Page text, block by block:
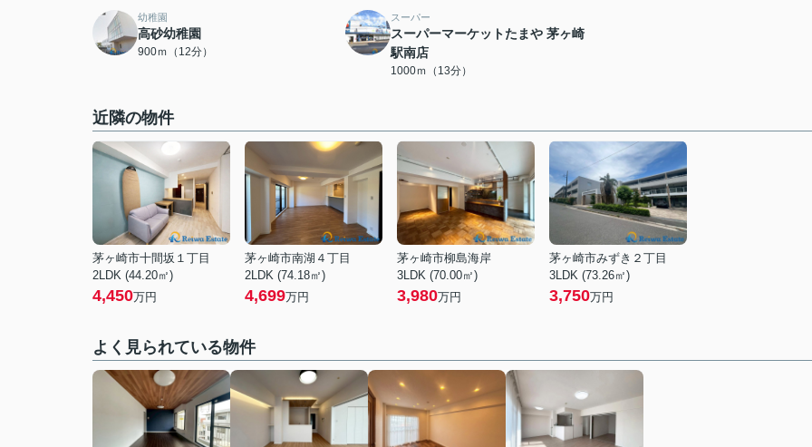
幼稚園
高砂幼稚園
900ｍ（12分）
スーパー
スーパーマーケットたまや 茅ヶ崎
駅南店
1000ｍ（13分）
近隣の物件
茅ヶ崎市十間坂１丁目
2LDK (44.20㎡)
4,450万円
茅ヶ崎市南湖４丁目
2LDK (74.18㎡)
4,699万円
茅ヶ崎市柳島海岸
3LDK (70.00㎡)
3,980万円
茅ヶ崎市みずき２丁目
3LDK (73.26㎡)
3,750万円
よく見られている物件